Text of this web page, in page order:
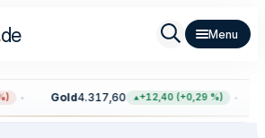
de
Gold4.317,60 +12,40 (+0,29 %)